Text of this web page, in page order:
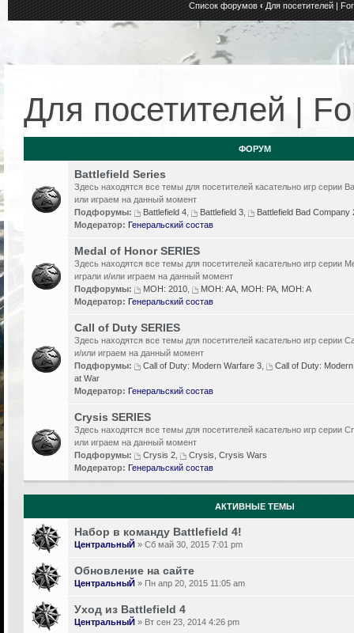
Список форумов ‹ Для посетителей |
Для посетителей |
ФОРУМ
Battlefield Series
Здесь находятся все темы для посетителей касательно игр серии
или играем на данный момент
Подфорумы:
Battlefield 4 Battlefield 3
Battlefield Bad Company
Модератор: Генеральский состав
Medal of Honor SERIES
Здесь находятся все темы для посетителей касательно игр серии
играли и/или играем на данный момент
Подфорумы:
MOH: 2010
MOH: AA, MOH: PA, MOH: A
Модератор: Генеральский состав
Call of Duty SERIES
Здесь находятся все темы для посетителей касательно игр серии
и/или играем на данный момент
Подфорумы:
Call of Duty: Modern Warfare 3
Call of Duty:
at War
Модератор: Генеральский состав
Crysis SERIES
Здесь находятся все темы для посетителей касательно игр серии
или играем на данный момент
Подфорумы:
Crysis 2
Crysis, Crysis Wars
Модератор: Генеральский состав
АКТИВНЫЕ ТЕМЫ
Набор в команду Battlefield 4!
ЦентральныЙ » Сб май 30, 2015 7:01 pm
Обновление на сайте
ЦентральныЙ » Пн апр 20, 2015 11:05 am
Уход из Battlefield 4
ЦентральныЙ » Вт сен 23, 2014 4:26 pm